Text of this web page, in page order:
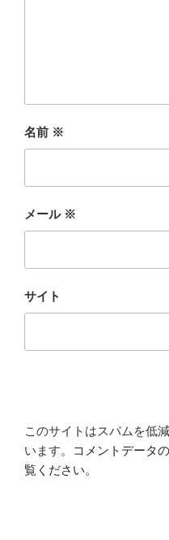
名前 ※
メール ※
サイト
このサイトはスパムを低
います。
コメントデータ
覧ください。